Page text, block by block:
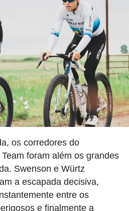
os corredores do
foram além os grandes
Swenson e Würtz
a escapada decisiva,
entre os
e finalmente a